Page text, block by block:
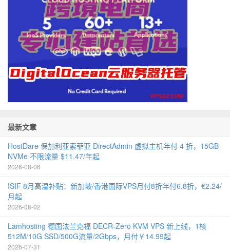
最新文章
HostDare 保加利亚索菲亚 DirectAdmin 虚拟主机年付 4 折，15GB
NVMe 不限流量 $11.47/年起
2026-08-06
ISIF 8月高温补贴：新加坡/香港国际VPS月付8折年付6.8折，€2.24/
月起
2026-08-02
Lamhosting 德国法兰克福 DECR-Zero KVM VPS 新上线，1核
512M/10G SSD/500G流量/2Gbps，月付￥14.99起
2026-07-31